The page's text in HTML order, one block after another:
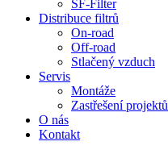
SF-Filter
Distribuce filtrů
On-road
Off-road
Stlačený vzduch
Servis
Montáže
Zastřešení projektů
O nás
Kontakt